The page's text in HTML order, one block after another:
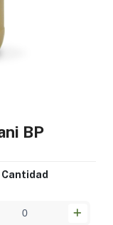
BP
Cantidad